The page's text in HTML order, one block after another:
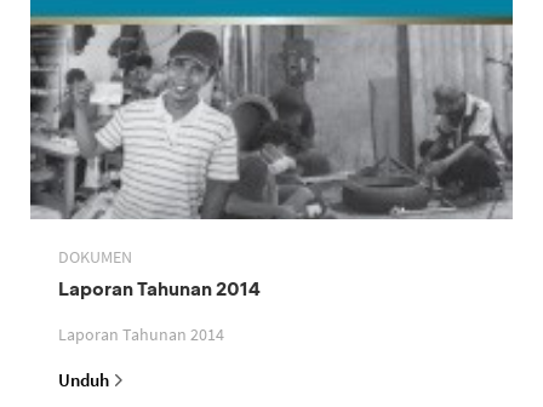
DOKUMEN
Laporan Tahunan 2014
Laporan Tahunan 2014
Unduh